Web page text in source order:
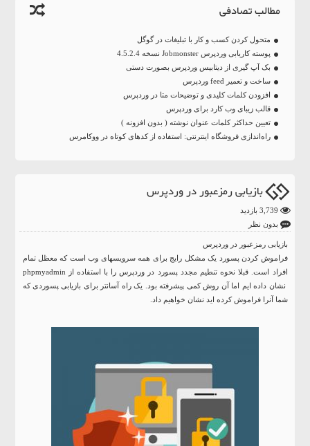
مطالب تصادفی
متحول کردن کسب و کار با تبلیغات در گوگل
پوسته کاریابی وردپرس Jobmonster نسخه 4.5.2.4
بک آپ گیری از دیتابیس وردپرس بصورت دستی
ساخت و تعمیر feed وردپرس
افزودن کلمات کلیدی و توضیحات متا در وردپرس
قالب زیبای وب کارد برای وردپرس
تعیین حداکثر کلمات عنوان نوشته ( بدون افزونه )
راه‌اندازی فروشگاه اینترنتی: استفاده از کدهای کوتاه در ووکامرس
بازیابی رمزعبور در وردپرس
بدون نظر
بازیابی رمزعبور در وردپرس
فراموش کردن پسورد یک مشکل رایج برای همه سرویسهای وب است که معظل تمام
افراد است. قبلا نحوه تنطیم مجدد پسورد در وردپرس را با استفاده از phpmyadmin
نشان داده ایم اما آن روش کمی پیشرفته بود. یک راه آسانتر برای بازیابی پسوردی که
شما آنرا فراموش کرده اید نشان خواهیم داد.